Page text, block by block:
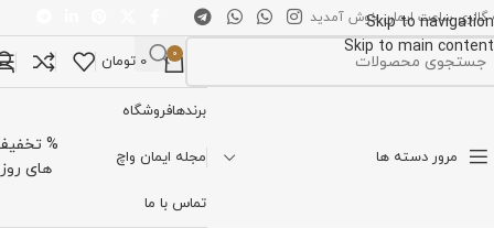
Skip to navigation
Skip to main content
گالری ساعت ایمان خوش آمدید
0
0 تومان
مرور دسته ها
برندهافروشگاه
مجله ایمان واچ
تماس با ما
%
های روز